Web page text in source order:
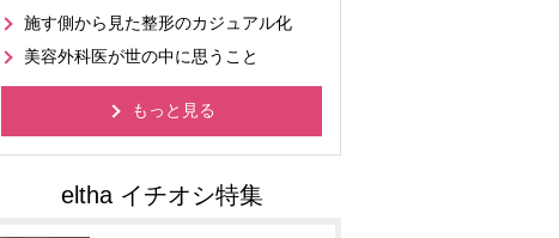
施す側から見た整形のカジュアル化
美容外科医が世の中に思うこと
もっと見る